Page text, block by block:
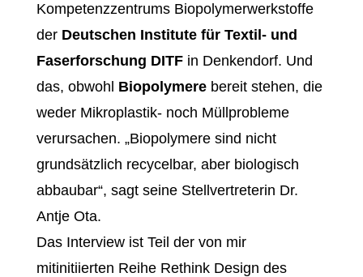
Kompetenzzentrums Biopolymerwerkstoffe
der Deutschen Institute für Textil- und
Faserforschung DITFin Denkendorf. Und
das, obwohl Biopolymerebereit stehen, die
weder Mikroplastik- noch Müllprobleme
verursachen. „Biopolymere sind nicht
grundsätzlich recycelbar, aber biologisch
abbaubar“, sagt seine Stellvertreterin Dr.
Antje Ota.
Das Interview ist Teil der von mir
mitinitiierten Reihe Rethink Design des